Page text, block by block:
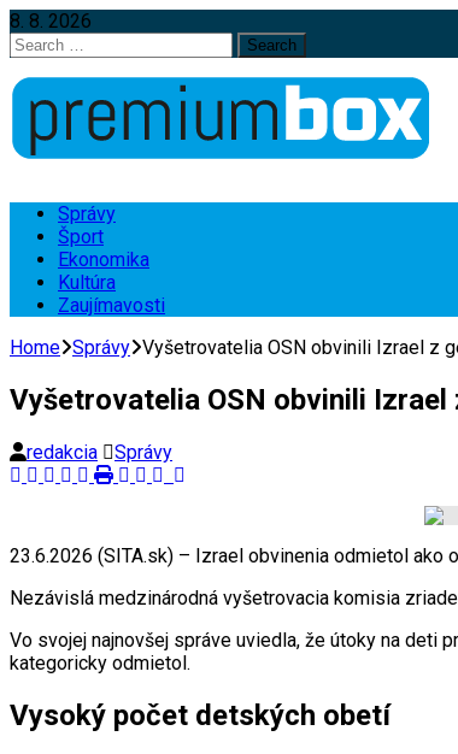
8. 8. 2026
Search
for:
Správy
Šport
Ekonomika
Kultúra
Zaujímavosti
Home Správy Vyšetrovatelia OSN obvinili Izrael z
Vyšetrovatelia OSN obvinili
redakcia Správy
23.6.2026 (SITA.sk) – Izrael obvinenia odmietol ako
Nezávislá medzinárodná vyšetrovacia komisia
Vo svojej najnovšej správe uviedla, že útoky na deti
kategoricky odmietol.
Vysoký počet detských obetí